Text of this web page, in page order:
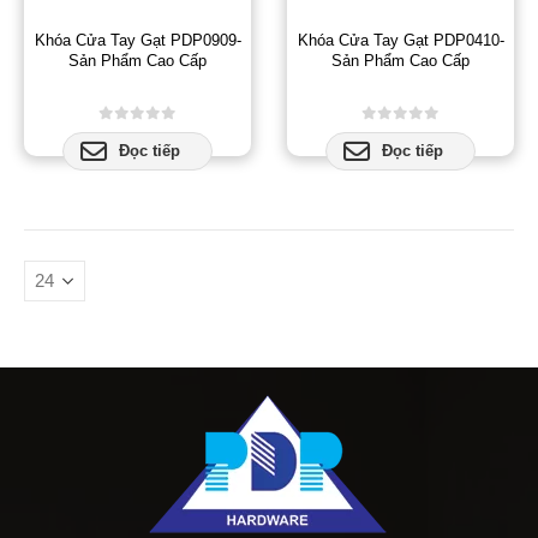
Khóa Cửa Tay Gạt PDP0909-
Sản Phẩm Cao Cấp
0out of 5
Đọc tiếp
Khóa Cửa Tay Gạt PDP0410-
Sản Phẩm Cao Cấp
0out of 5
Đọc tiếp